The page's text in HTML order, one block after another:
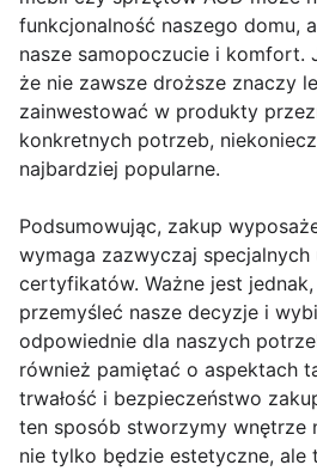
funkcjonalność naszego domu,
nasze samopoczucie i komfort.
że nie zawsze droższe znaczy
zainwestować w produkty
konkretnych potrzeb,
najbardziej popularne.
Podsumowując, zakup
wymaga zazwyczaj specjalnych
certyfikatów. Ważne jest jednak,
przemyśleć nasze decyzje i
odpowiednie dla naszych
również pamiętać o aspektach
trwałość i bezpieczeństwo
ten sposób stworzymy wnętrze
nie tylko będzie estetyczne, ale